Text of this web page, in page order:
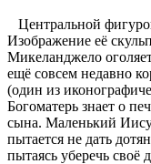
Центральной
Изображение её
Микеланджело
ещё совсем недавно
(один из
Богоматерь знает о
сына. Маленький
пытается не дать
пытаясь уберечь своё